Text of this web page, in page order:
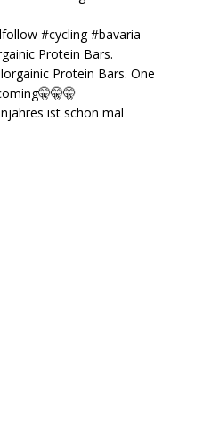
Protein Bars.
ist schon mal